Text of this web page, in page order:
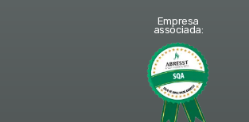
Empresa
associada: